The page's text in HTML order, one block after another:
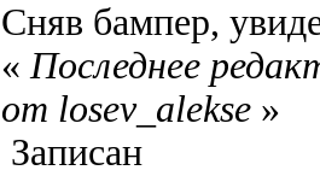
Сняв бампер,
«Последнее
от losev_alekse »
Записан